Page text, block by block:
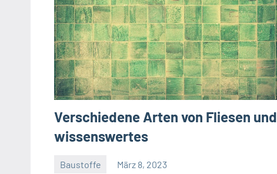
Verschiedene Arten von Fliesen und
wissenswertes
Baustoffe März 8, 2023